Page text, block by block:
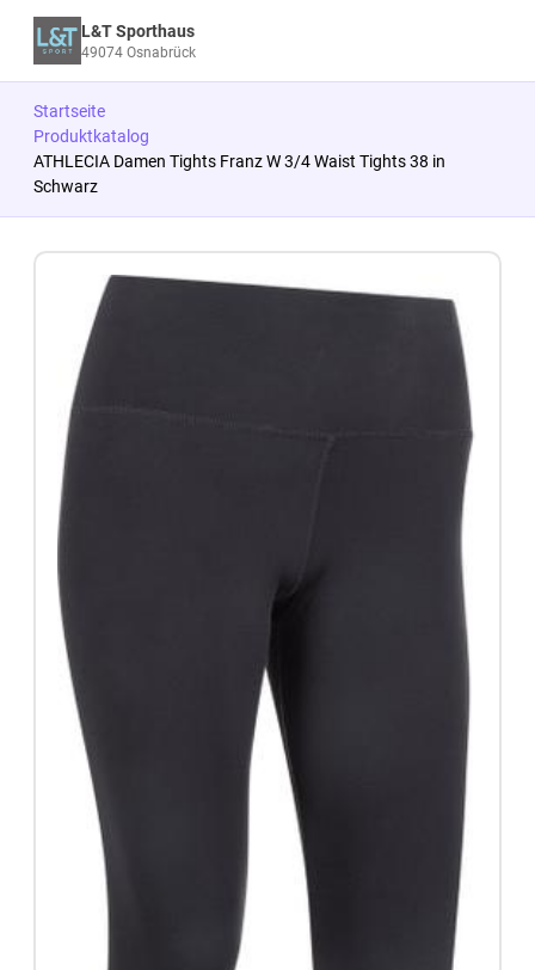
L&T Sporthaus
49074 Osnabrück
Startseite
Produktkatalog
ATHLECIA Damen Tights Franz W 3/4 Waist Tights 38 in
Schwarz